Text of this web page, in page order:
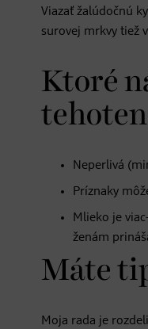
Viazať žalúdočnú
surovej mrkvy tiež
Ktoré
Neperlivá
Príznaky
Mlieko je
ženám
Máte
Moja rada je